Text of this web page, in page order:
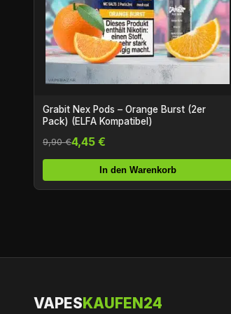
Grabit Nex Pods – Orange Burst (2er
Pack) (ELFA Kompatibel)
9,90 €4,45 €
In den Warenkorb
VAPES KAUFEN24